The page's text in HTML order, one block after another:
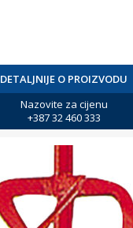
DETALJNIJE O PROIZVODU
Nazovite za cijenu
+387 32 460 333